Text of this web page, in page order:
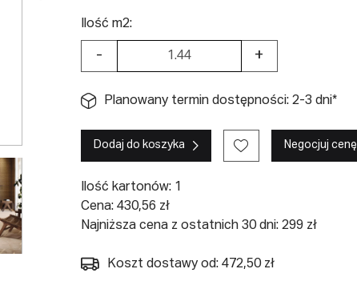
Ilość m2:
- +
Planowany termin dostępności: 2-3 dni*
Dodaj do koszyka Negocjuj cenę
Ilość kartonów: 1
Cena:430,56 zł
Najniższa cena z ostatnich 30 dni: 299 zł
Koszt dostawy od: 472,50 zł